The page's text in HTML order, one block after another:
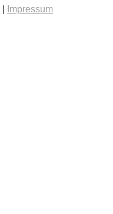
Impressum